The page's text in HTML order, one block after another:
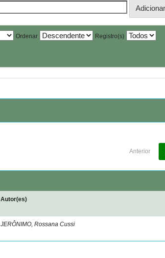
Ordenar Registro(s)
Anterior
Autor(es)
JERÔNIMO, Rossana Cussi